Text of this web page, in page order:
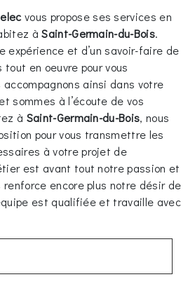
vous propose ses services en
àSaint-Germain-du-Bois.
expérience et d’un savoir-faire de
en oeuvre pour vous
ainsi dans votre
et sommes à l’écoute de vos
à Saint-Germain-du-Bois, nous
pour vous transmettre les
à votre projet de
est avant tout notre passion et
encore plus notre désir de
est qualifiée et travaille avec